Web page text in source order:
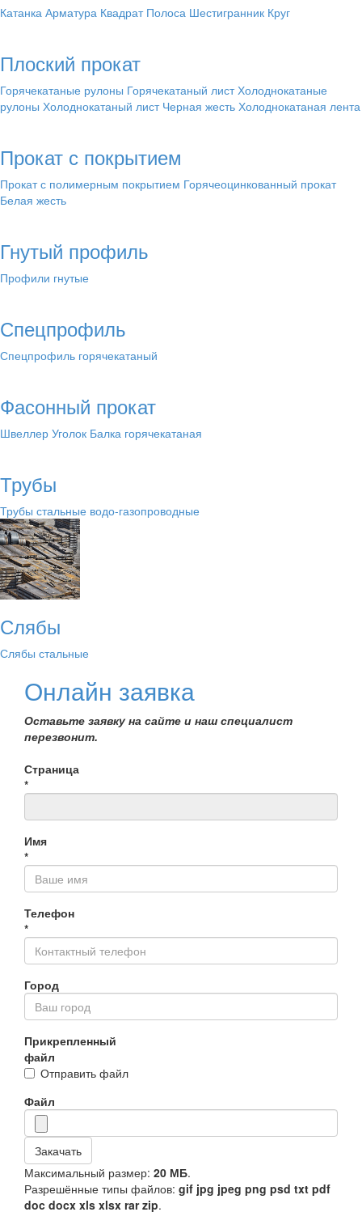
Катанка Арматура Квадрат Полоса Шестигранник Круг
Плоский прокат
Горячекатаные рулоны Горячекатаный лист Холоднокатаные
рулоны Холоднокатаный лист Черная жесть Холоднокатаная лента
Прокат с покрытием
Прокат с полимерным покрытием Горячеоцинкованный прокат
Белая жесть
Гнутый профиль
Профили гнутые
Спецпрофиль
Спецпрофиль горячекатаный
Фасонный прокат
Швеллер Уголок Балка горячекатаная
Трубы
Трубы стальные водо-газопроводные
Слябы
Слябы стальные
Онлайн заявка
Оставьте заявку на сайте и наш специалист
перезвонит.
Страница
*
Имя
*
Телефон
*
Город
Прикрепленный
файл
Отправить файл
Файл
Закачать
Максимальный размер: 20 МБ.
Разрешённые типы файлов: gif jpg jpeg png psd txt pdf
doc docx xls xlsx rar zip.